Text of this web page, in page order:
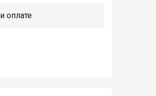
оплате